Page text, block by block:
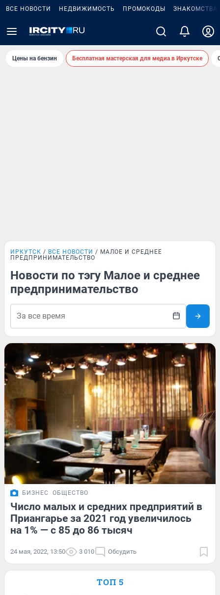
ВСЕ НОВОСТИ НЕДВИЖИМОСТЬ ПРОМОКОДЫ ЗНАКОМСТВА
Цены на бензин Бесплатная мастерская для медиа в Иркутске
ИРКУТСК ВСЕ НОВОСТИ
МАЛОЕ И СРЕДНЕЕ
ПРЕДПРИНИМАТЕЛЬСТВО
Новости по тэгу Малое и среднее
предпринимательство
БИЗНЕС ОБЩЕСТВО
Число малых и средних предприятий в
Приангарье за 2021 год увеличилось
на 1% — c 85 до 86 тысяч
24 мая, 2022, 13:50 3 010 Обсудить
ТОП 5